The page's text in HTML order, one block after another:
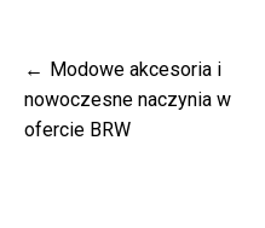
Nawigacja
wpisu
Modowe akcesoria i
nowoczesne naczynia w
ofercie BRW